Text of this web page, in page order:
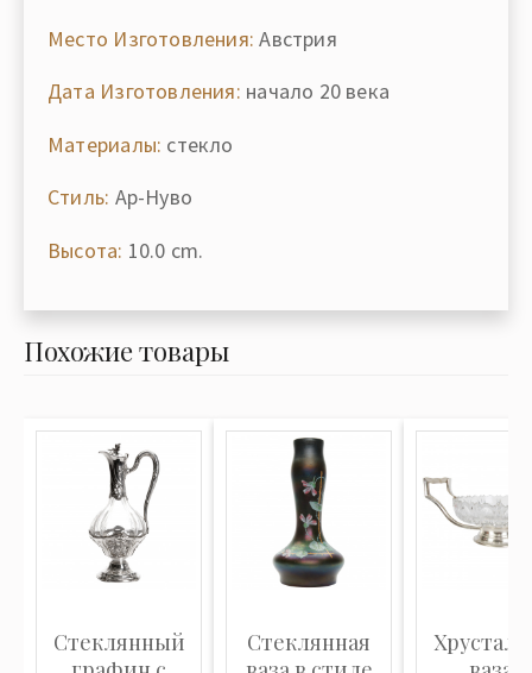
Место Изготовления: Австрия
Дата Изготовления: начало 20 века
Материалы: стекло
Стиль: Ар-Нуво
Высота: 10.0 cm.
Похожие товары
Стеклянный
Стеклянная